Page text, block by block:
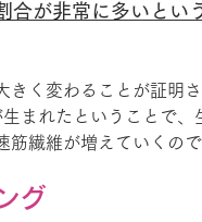
が非常に多いとい
く変わることが証明さ
まれたということで
繊維が増えていくので
グ